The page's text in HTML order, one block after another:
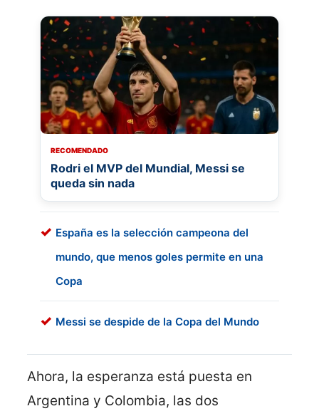
RECOMENDADO
Rodri el MVP del Mundial, Messi se
queda sin nada
España es la selección campeona del
mundo, que menos goles permite en una
Copa
Messi se despide de la Copa del Mundo
Ahora, la esperanza está puesta en
Argentina y Colombia, las dos